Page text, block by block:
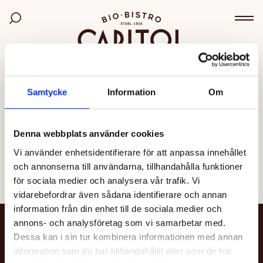
Samtycke Information Om
Denna webbplats använder cookies
Vi använder enhetsidentifierare för att anpassa innehållet
och annonserna till användarna, tillhandahålla funktioner
för sociala medier och analysera vår trafik. Vi
vidarebefordrar även sådana identifierare och annan
information från din enhet till de sociala medier och
annons- och analysföretag som vi samarbetar med.
Dessa kan i sin tur kombinera informationen med annan
information som du har tillhandahållit eller som de har
Bio Capitol
Sök bland filmer
OGILTIG VISNING
längre att boka.
Se alla filmer
NYHETSBREV